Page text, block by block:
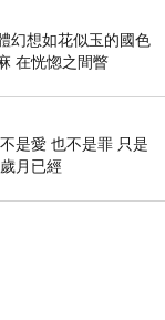
幻想如花似玉的國色
在恍惚之間瞥
是愛 也不是罪 只是
月已經